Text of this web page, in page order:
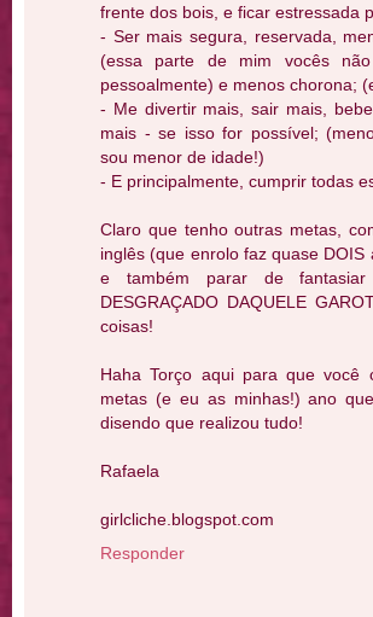
frente dos bois, e ficar estressada
- Ser mais segura, reservada,
(essa parte de mim vocês
pessoalmente) e menos chorona;
- Me divertir mais, sair mais,
mais - se isso for possível;
sou menor de idade!)
- E principalmente, cumprir todas
Claro que tenho outras metas,
inglês (que enrolo faz quase DOIS
e também parar de fantasiar
DESGRAÇADO DAQUELE
coisas!
Haha Torço aqui para que você
metas (e eu as minhas!) ano
disendo que realizou tudo!
Rafaela
girlcliche.blogspot.com
Responder